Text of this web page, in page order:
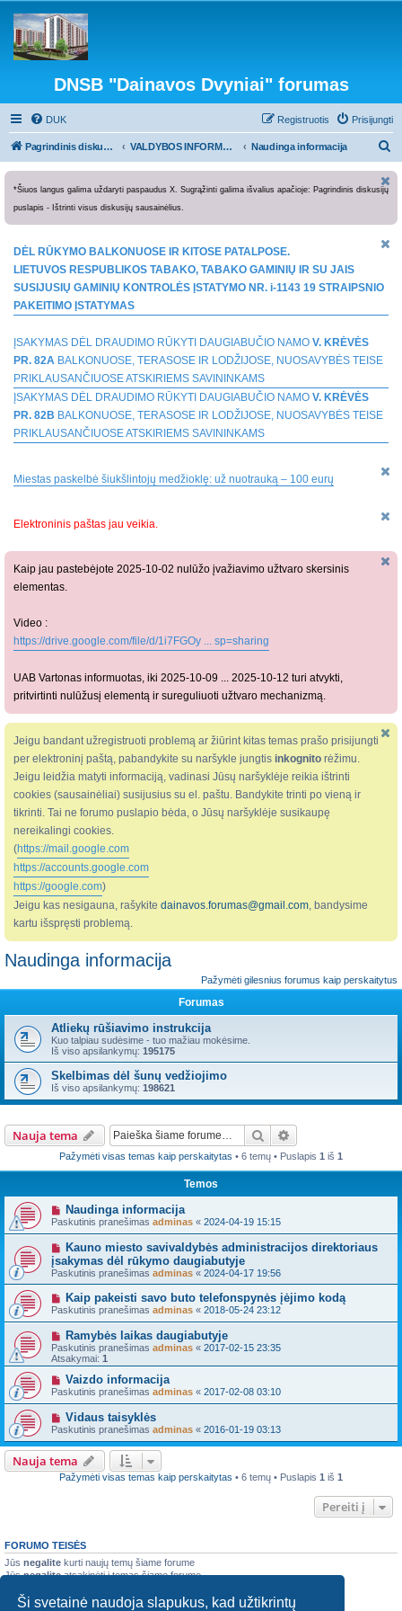
Ši svetainė naudoja slapukus, kad užtikrintų
DNSB "Dainavos Dvyniai" forumas
DUK Prisijungti
Registruotis
Pagrindinis diskusijų puslapis VALDYBOS INFORMACIJA Naudinga informacija
*Šiuos langus galima uždaryti paspaudus X. Sugrąžinti galima išvalius apačioje: Pagrindinis diskusijų
puslapis - Ištrinti visus diskusijų sausainėlius.
DĖL RŪKYMO BALKONUOSE IR KITOSE PATALPOSE.
LIETUVOS RESPUBLIKOS TABAKO, TABAKO GAMINIŲ IR SU JAIS
SUSIJUSIŲ GAMINIŲ KONTROLĖS ĮSTATYMO NR. i-1143 19 STRAIPSNIO
PAKEITIMO ĮSTATYMAS
ĮSAKYMAS DĖL DRAUDIMO RŪKYTI DAUGIABUČIO NAMO V. KRĖVĖS
PR. 82A BALKONUOSE, TERASOSE IR LODŽIJOSE, NUOSAVYBĖS TEISE
PRIKLAUSANČIUOSE ATSKIRIEMS SAVININKAMS
ĮSAKYMAS DĖL DRAUDIMO RŪKYTI DAUGIABUČIO NAMO V. KRĖVĖS
PR. 82B BALKONUOSE, TERASOSE IR LODŽIJOSE, NUOSAVYBĖS TEISE
PRIKLAUSANČIUOSE ATSKIRIEMS SAVININKAMS
Miestas paskelbė šiukšlintojų medžioklę: už nuotrauką – 100 eurų
Elektroninis paštas jau veikia.
Kaip jau pastebėjote 2025-10-02 nulūžo įvažiavimo užtvaro skersinis
elementas.
Video :
https://drive.google.com/file/d/1i7FGOy ... sp=sharing
UAB Vartonas informuotas, iki 2025-10-09 ... 2025-10-12 turi atvykti,
pritvirtinti nulūžusį elementą ir sureguliuoti užtvaro mechanizmą.
Jeigu bandant užregistruoti problemą ar žiūrint kitas temas prašo prisijungti
per elektroninį paštą, pabandykite su naršykle jungtis inkognito rėžimu.
Jeigu leidžia matyti informaciją, vadinasi Jūsų naršyklėje reikia ištrinti
cookies (sausainėliai) susijusius su el. paštu. Bandykite trinti po vieną ir
tikrinti. Tai ne forumo puslapio bėda, o Jūsų naršyklėje susikaupę
nereikalingi cookies.
(https://mail.google.com
https://accounts.google.com
https://google.com)
Jeigu kas nesigauna, rašykite dainavos.forumas@gmail.com, bandysime
kartu išspręsti problemą.
Naudinga informacija
Pažymėti gilesnius forumus kaip perskaitytus
Forumas
Atliekų rūšiavimo instrukcija
Kuo talpiau sudėsime - tuo mažiau mokėsime.
Iš viso apsilankymų: 195175
Skelbimas dėl šunų vedžiojimo
Iš viso apsilankymų: 198621
Nauja tema Ieškoti
Pažymėti visas temas kaip perskaitytas • 6 temų • Puslapis 1 iš 1
Temos
Naudinga informacija
Paskutinis pranešimas adminas « 2024-04-19 15:15
Kauno miesto savivaldybės administracijos direktoriaus
įsakymas dėl rūkymo daugiabutyje
Paskutinis pranešimas adminas « 2024-04-17 19:56
Kaip pakeisti savo buto telefonspynės įėjimo kodą
Paskutinis pranešimas adminas « 2018-05-24 23:12
Ramybės laikas daugiabutyje
Paskutinis pranešimas adminas « 2017-02-15 23:35
Atsakymai: 1
Vaizdo informacija
Paskutinis pranešimas adminas « 2017-02-08 03:10
Vidaus taisyklės
Paskutinis pranešimas adminas « 2016-01-19 03:13
Nauja tema
Pažymėti visas temas kaip perskaitytas • 6 temų • Puslapis 1 iš 1
Pereiti į
FORUMO TEISĖS
Jūs negalite kurti naujų temų šiame forume
Jūsnegaliteatsakinėti į temas šiame forume
Jūsnegalitetrinti savo pranešimų šiame forume